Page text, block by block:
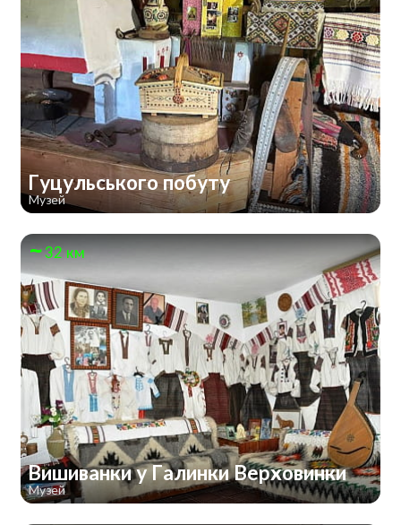
Гуцульського побуту
Музей
32 км
Вишиванки у Галинки Верховинки
Музей